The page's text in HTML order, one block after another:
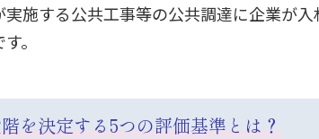
実施する公共工事等の公共調達に企業が
。
を決定する5つの評価基準とは？